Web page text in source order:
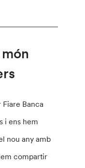
Fiare Banca
i ens hem
nou any amb
compartir